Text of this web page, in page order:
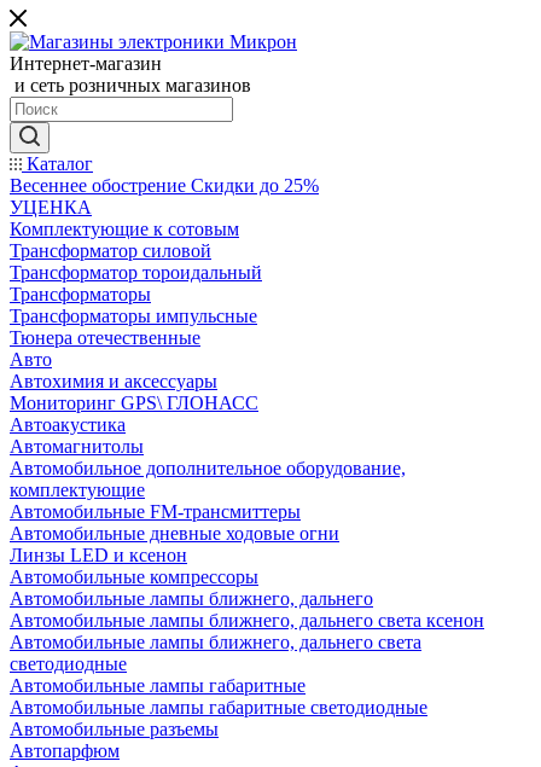
Интернет-магазин
и сеть розничных магазинов
Каталог
Весеннее обострение Скидки до 25%
УЦЕНКА
Комплектующие к сотовым
Трансформатор силовой
Трансформатор тороидальный
Трансформаторы
Трансформаторы импульсные
Тюнера отечественные
Авто
Автохимия и аксессуары
Мониторинг GPS\ ГЛОНАСС
Автоакустика
Автомагнитолы
Автомобильное дополнительное оборудование,
комплектующие
Автомобильные FM-трансмиттеры
Автомобильные дневные ходовые огни
Линзы LED и ксенон
Автомобильные компрессоры
Автомобильные лампы ближнего, дальнего
Автомобильные лампы ближнего, дальнего света ксенон
Автомобильные лампы ближнего, дальнего света
светодиодные
Автомобильные лампы габаритные
Автомобильные лампы габаритные светодиодные
Автомобильные разъемы
Автопарфюм